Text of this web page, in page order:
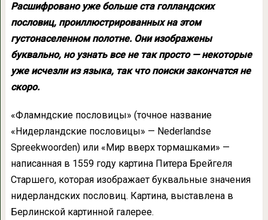
Расшифровано уже больше ста голландских
пословиц, проиллюстрированных на этом
густонаселенном полотне. Они изображены
буквально, но узнать все не так просто — некоторые
уже исчезли из языка, так что поиски закончатся не
скоро.
«Фламндские пословицы» (точное название
«Нидерландские пословицы» — Nederlandse
Spreekwoorden) или «Мир вверх тормашками» —
написанная в 1559 году картина Питера Брейгеля
Старшего, которая изображает буквальные значения
нидерландских пословиц. Картина, выставлена в
Берлинской картинной галерее.